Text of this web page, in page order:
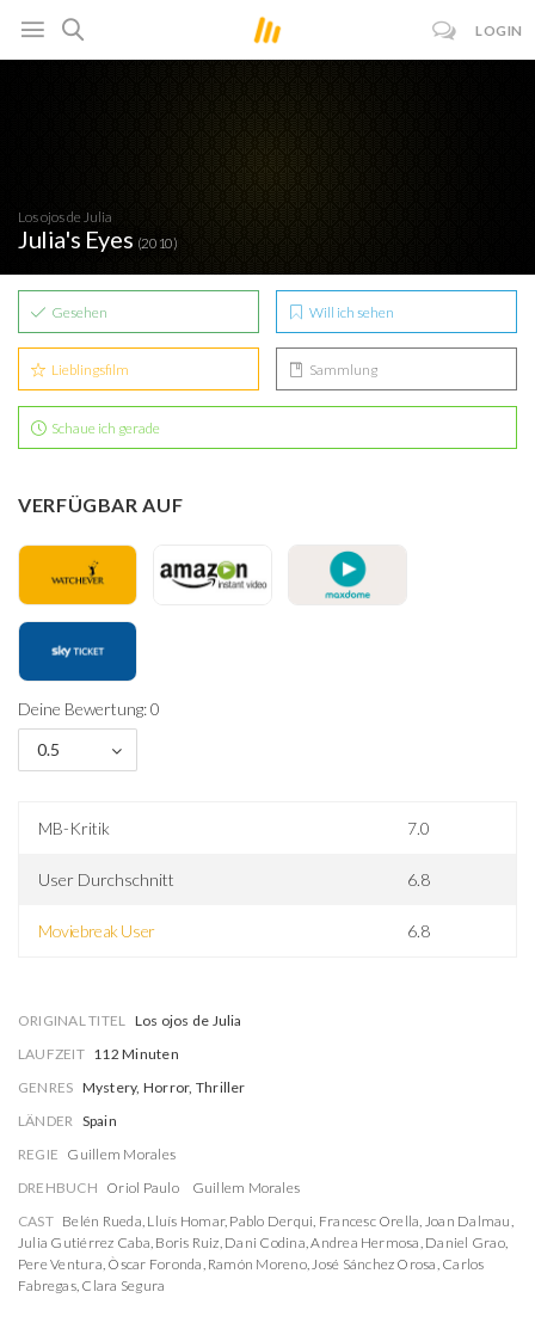
LOGIN
Los ojos de Julia
Julia's Eyes (2010)
Gesehen Will ich sehen
Lieblingsfilm Sammlung
Schaue ich gerade
VERFÜGBAR AUF
Deine Bewertung: 0
0.5
MB-Kritik 7.0
User Durchschnitt 6.8
Moviebreak User 6.8
ORIGINAL TITEL Los ojos de Julia
LAUFZEIT 112 Minuten
GENRES Mystery, Horror, Thriller
LÄNDER Spain
REGIE Guillem Morales
DREHBUCH Oriol Paulo
Guillem Morales
CAST Belén Rueda, Lluís Homar, Pablo Derqui, Francesc Orella, Joan Dalmau,
Julia Gutiérrez Caba, Boris Ruiz, Dani Codina,Andrea Hermosa, Daniel Grao,
Pere Ventura, Òscar Foronda, Ramón Moreno,José Sánchez Orosa, Carlos
Fabregas, Clara Segura